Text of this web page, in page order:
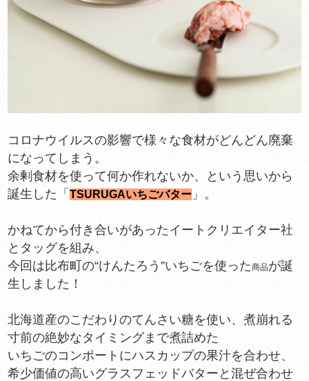
コロナウイルスの影響で様々な食材がどんどん廃棄
になってしまう。
余剰食材を使って何か作れないか、という思いから
誕生した「TSURUGAいちごバター 」。
かねてから付き合いがあったイートクリエイター社
とタッグを組み、
今回は比布町の“けんたろう”いちごを使った商品が誕
生しました！
北海道産のこだわりのてんさい糖を使い、煮崩れる
寸前の絶妙なタイミングまで煮詰めた
いちごのコンポートにハスカップの果汁を合わせ、
希少価値の高いグラスフェッドバターと混ぜ合わせ